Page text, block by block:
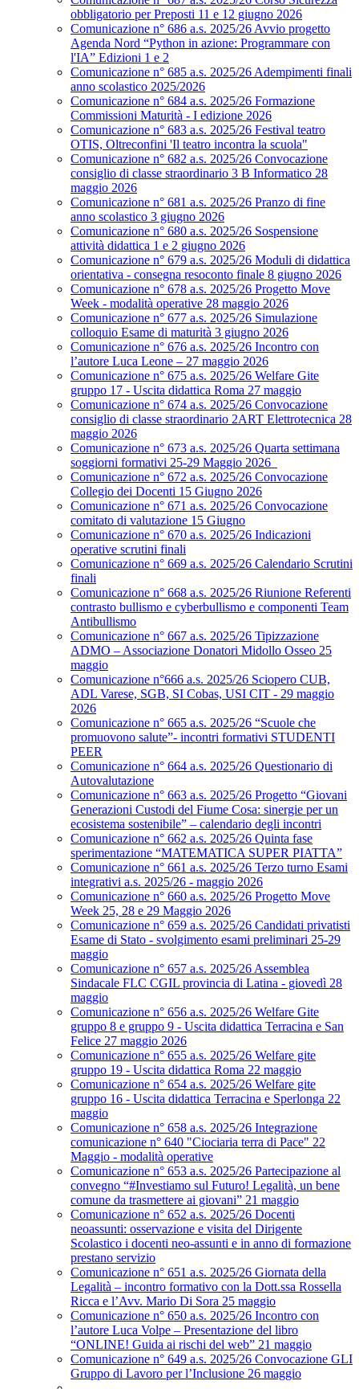
obbligatorio per Preposti 11 e 12 giugno 2026
Comunicazione n° 686 a.s. 2025/26 Avvio progetto
Agenda Nord “Python in azione: Programmare con
l'IA” Edizioni 1 e 2
Comunicazione n° 685 a.s. 2025/26 Adempimenti finali
anno scolastico 2025/2026
Comunicazione n° 684 a.s. 2025/26 Formazione
Commissioni Maturità - I edizione 2026
Comunicazione n° 683 a.s. 2025/26 Festival teatro
OTIS, Oltreconfini 'Il teatro incontra la scuola"
Comunicazione n° 682 a.s. 2025/26 Convocazione
consiglio di classe straordinario 3 B Informatico 28
maggio 2026
Comunicazione n° 681 a.s. 2025/26 Pranzo di fine
anno scolastico 3 giugno 2026
Comunicazione n° 680 a.s. 2025/26 Sospensione
attività didattica 1 e 2 giugno 2026
Comunicazione n° 679 a.s. 2025/26 Moduli di didattica
orientativa - consegna resoconto finale 8 giugno 2026
Comunicazione n° 678 a.s. 2025/26 Progetto Move
Week - modalità operative 28 maggio 2026
Comunicazione n° 677 a.s. 2025/26 Simulazione
colloquio Esame di maturità 3 giugno 2026
Comunicazione n° 676 a.s. 2025/26 Incontro con
l’autore Luca Leone – 27 maggio 2026
Comunicazione n° 675 a.s. 2025/26 Welfare Gite
gruppo 17 - Uscita didattica Roma 27 maggio
Comunicazione n° 674 a.s. 2025/26 Convocazione
consiglio di classe straordinario 2ART Elettrotecnica 28
maggio 2026
Comunicazione n° 673 a.s. 2025/26 Quarta settimana
soggiorni formativi 25-29 Maggio 2026
Comunicazione n° 672 a.s. 2025/26 Convocazione
Collegio dei Docenti 15 Giugno 2026
Comunicazione n° 671 a.s. 2025/26 Convocazione
comitato di valutazione 15 Giugno
Comunicazione n° 670 a.s. 2025/26 Indicazioni
operative scrutini finali
Comunicazione n° 669 a.s. 2025/26 Calendario Scrutini
finali
Comunicazione n° 668 a.s. 2025/26 Riunione Referenti
contrasto bullismo e cyberbullismo e componenti Team
Antibullismo
Comunicazione n° 667 a.s. 2025/26 Tipizzazione
ADMO – Associazione Donatori Midollo Osseo 25
maggio
Comunicazione n°666 a.s. 2025/26 Sciopero CUB,
ADL Varese, SGB, SI Cobas, USI CIT - 29 maggio
2026
Comunicazione n° 665 a.s. 2025/26 “Scuole che
promuovono salute”- incontri formativi STUDENTI
PEER
Comunicazione n° 664 a.s. 2025/26 Questionario di
Autovalutazione
Comunicazione n° 663 a.s. 2025/26 Progetto “Giovani
Generazioni Custodi del Fiume Cosa: sinergie per un
ecosistema sostenibile” – calendario degli incontri
Comunicazione n° 662 a.s. 2025/26 Quinta fase
sperimentazione “MATEMATICA SUPER PIATTA”
Comunicazione n° 661 a.s. 2025/26 Terzo turno Esami
integrativi a.s. 2025/26 - maggio 2026
Comunicazione n° 660 a.s. 2025/26 Progetto Move
Week 25, 28 e 29 Maggio 2026
Comunicazione n° 659 a.s. 2025/26 Candidati privatisti
Esame di Stato - svolgimento esami preliminari 25-29
maggio
Comunicazione n° 657 a.s. 2025/26 Assemblea
Sindacale FLC CGIL provincia di Latina - giovedì 28
maggio
Comunicazione n° 656 a.s. 2025/26 Welfare Gite
gruppo 8 e gruppo 9 - Uscita didattica Terracina e San
Felice 27 maggio 2026
Comunicazione n° 655 a.s. 2025/26 Welfare gite
gruppo 19 - Uscita didattica Roma 22 maggio
Comunicazione n° 654 a.s. 2025/26 Welfare gite
gruppo 16 - Uscita didattica Terracina e Sperlonga 22
maggio
Comunicazione n° 658 a.s. 2025/26 Integrazione
comunicazione n° 640 "Ciociaria terra di Pace" 22
Maggio - modalità operative
Comunicazione n° 653 a.s. 2025/26 Partecipazione al
convegno “#Investiamo sul Futuro! Legalità, un bene
comune da trasmettere ai giovani” 21 maggio
Comunicazione n° 652 a.s. 2025/26 Docenti
neoassunti: osservazione e visita del Dirigente
Scolastico i docenti neo-assunti e in anno di formazione
prestano servizio
Comunicazione n° 651 a.s. 2025/26 Giornata della
Legalità – incontro formativo con la Dott.ssa Rossella
Ricca e l’Avv. Mario Di Sora 25 maggio
Comunicazione n° 650 a.s. 2025/26 Incontro con
l’autore Luca Volpe – Presentazione del libro
“ONLINE! Guida ai rischi del web” 21 maggio
Comunicazione n° 649 a.s. 2025/26 Convocazione GLI
Gruppo di Lavoro per l’Inclusione 26 maggio